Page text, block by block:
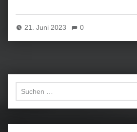
21. Juni 2023 0
Suchen nach: